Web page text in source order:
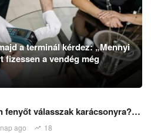
a terminál kérdez: „Mennyi
fizessen a vendég még
fenyőt válasszak karácsonyra?…
ago 18